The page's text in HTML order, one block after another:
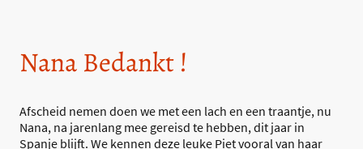
Nana Bedankt !
Afscheid nemen doen we met een lach en een traantje, nu
Nana, na jarenlang mee gereisd te hebben, dit jaar in
Spanje blijft. We kennen deze leuke Piet vooral van haar